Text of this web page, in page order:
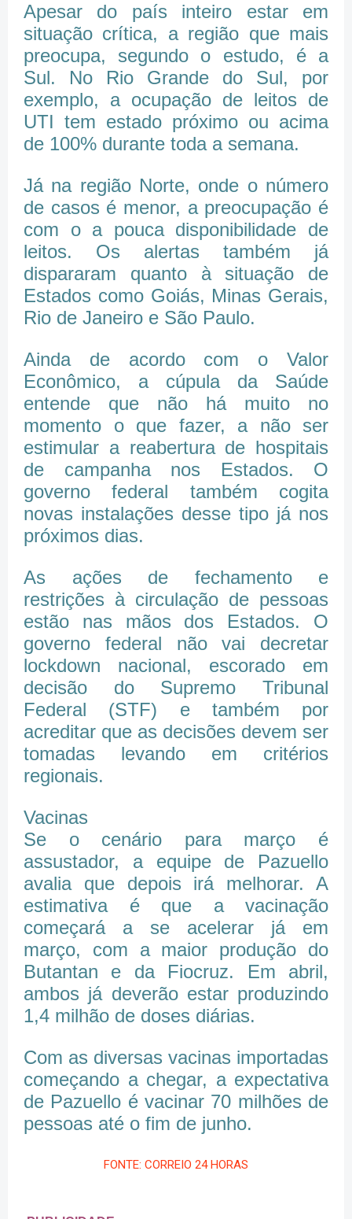
Apesar do país inteiro estar em
situação crítica, a região que mais
preocupa, segundo o estudo, é a
Sul. No Rio Grande do Sul, por
exemplo, a ocupação de leitos de
UTI tem estado próximo ou acima
de 100% durante toda a semana.
Já na região Norte, onde o número
de casos é menor, a preocupação é
com o a pouca disponibilidade de
leitos. Os alertas também já
dispararam quanto à situação de
Estados como Goiás, Minas Gerais,
Rio de Janeiro e São Paulo.
Ainda de acordo com o Valor
Econômico, a cúpula da Saúde
entende que não há muito no
momento o que fazer, a não ser
estimular a reabertura de hospitais
de campanha nos Estados. O
governo federal também cogita
novas instalações desse tipo já nos
próximos dias.
As ações de fechamento e
restrições à circulação de pessoas
estão nas mãos dos Estados. O
governo federal não vai decretar
lockdown nacional, escorado em
decisão do Supremo Tribunal
Federal (STF) e também por
acreditar que as decisões devem ser
tomadas levando em critérios
regionais.
Vacinas
Se o cenário para março é
assustador, a equipe de Pazuello
avalia que depois irá melhorar. A
estimativa é que a vacinação
começará a se acelerar já em
março, com a maior produção do
Butantan e da Fiocruz. Em abril,
ambos já deverão estar produzindo
1,4 milhão de doses diárias.
Com as diversas vacinas importadas
começando a chegar, a expectativa
de Pazuello é vacinar 70 milhões de
pessoas até o fim de junho.
FONTE: CORREIO 24 HORAS